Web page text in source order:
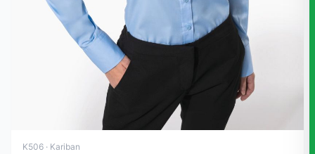
K506 · Kariban